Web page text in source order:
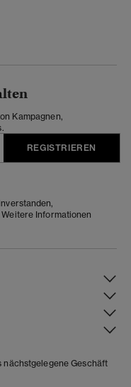
Kampagnen,
REGISTRIEREN
Informationen
nächstgelegene Geschäft